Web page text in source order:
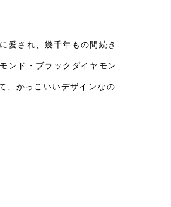
愛され、幾千年もの間続き
ンド・ブラックダイヤモン
、かっこいいデザインなの